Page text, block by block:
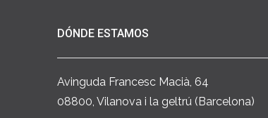
DÓNDE ESTAMOS
Avinguda Francesc Macià, 64
08800, Vilanova i la geltrú (Barcelona)